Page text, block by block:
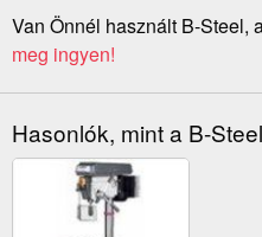
Van Önnél használt B-Steel,
meg ingyen!
Hasonlók, mint a B-Steel